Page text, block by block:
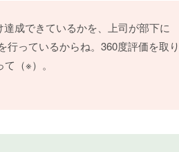
成できているかを、上司が部下に
っているからね。360度評価を取り
（※）。